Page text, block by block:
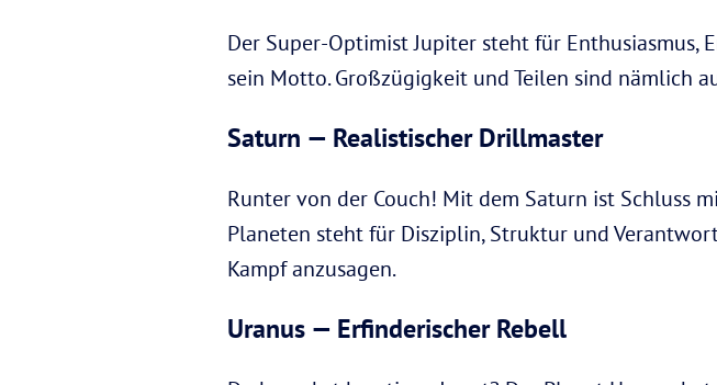
Der Super-Optimist Jupiter steht für Enthusiasmus,
sein Motto. Großzügigkeit und Teilen sind nämlich
Saturn — Realistischer Drillmaster
Runter von der Couch! Mit dem Saturn ist Schluss
Planeten steht für Disziplin, Struktur und
Kampf anzusagen.
Uranus — Erfinderischer Rebell